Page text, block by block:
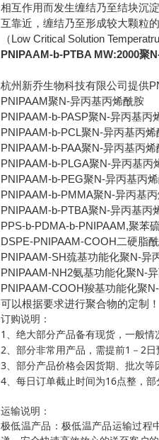
相互作用而发生缠结乃至结块沉
互靠近，缠结乃至形成较大颗粒
（Low Critical Solution
PNIPAAM-b-PTBA MW:2000聚
杭州新乔生物科技有限公司提供
PNIPAAM聚N-异丙基丙烯酰胺
PNIPAAM-b-PASP聚N-异丙基丙
PNIPAAM-b-PCL聚N-异丙基丙烯
PNIPAAM-b-PAA聚N-异丙基丙烯
PNIPAAM-b-PLGA聚N-异丙基丙
PNIPAAM-b-PEG聚N-异丙基丙
PNIPAAM-b-PMMA聚N-异丙基
PNIPAAM-b-PTBA聚N-异丙基丙
PPS-b-PDMA-b-PNIPAAM,聚苯
DSPE-PNIPAAM-COOH二硬脂
PNIPAAM-SH巯基功能化聚N-异
PNIPAAM-NH2氨基功能化聚N-
PNIPAAM-COOH羧基功能化聚N-
可以根据要求进行聚合物的定制！
订购说明：
1 、绝大部分产品备有现货，一般情
2 、部分非常用产品，需提前1 － 2
3 、部分产品价格会因货期、批次
4 、每日订单截止时间为16点整，部
运输说明：
极低温产品：极低温产品运输过程